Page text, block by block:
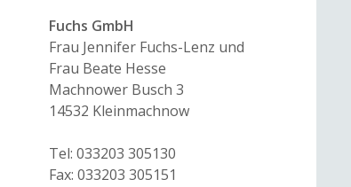
Fuchs GmbH
Frau Jennifer Fuchs-Lenz und
Frau Beate Hesse
Machnower Busch 3
14532 Kleinmachnow
Tel: 033203 305130
Fax: 033203 305151